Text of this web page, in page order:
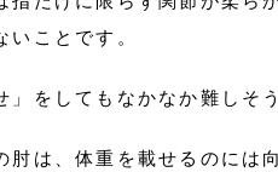
いことです。
」をしてもなかなか難しそ
肘は、体重を載せるのには